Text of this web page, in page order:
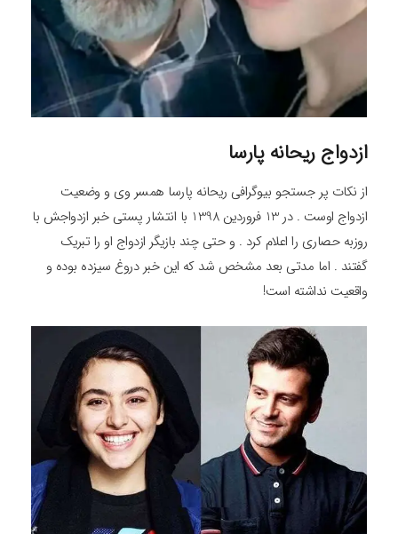
ازدواج ریحانه پارسا
از نکات پر جستجو بیوگرافی ریحانه پارسا همسر وی و وضعیت
ازدواج اوست . در 13 فروردین 1398 با انتشار پستی خبر ازدواجش با
روزبه حصاری را اعلام کرد . و حتی چند بازیگر ازدواج او را تبریک
گفتند . اما مدتی بعد مشخص شد که این خبر دروغ سیزده بوده و
واقعیت نداشته است!